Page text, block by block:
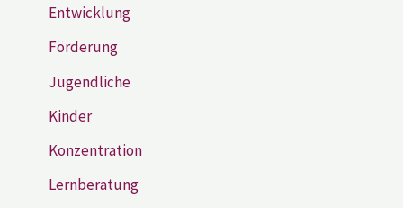
Entwicklung
Förderung
Jugendliche
Kinder
Konzentration
Lernberatung